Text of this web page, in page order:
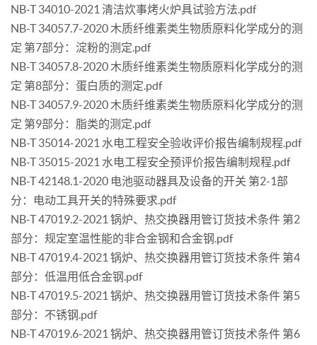
NB-T 34010-2021 清洁炊事烤火炉具试验方法.pdf
NB-T 34057.7-2020 木质纤维素类生物质原料化学成分的测
定 第7部分：淀粉的测定.pdf
NB-T 34057.8-2020 木质纤维素类生物质原料化学成分的测
定 第8部分：蛋白质的测定.pdf
NB-T 34057.9-2020 木质纤维素类生物质原料化学成分的测
定 第9部分：脂类的测定.pdf
NB-T 35014-2021 水电工程安全验收评价报告编制规程.pdf
NB-T 35015-2021 水电工程安全预评价报告编制规程.pdf
NB-T 42148.1-2020 电池驱动器具及设备的开关 第2-1部
分：电动工具开关的特殊要求.pdf
NB-T 47019.2-2021 锅炉、热交换器用管订货技术条件 第2
部分：规定室温性能的非合金钢和合金钢.pdf
NB-T 47019.4-2021 锅炉、热交换器用管订货技术条件 第4
部分：低温用低合金钢.pdf
NB-T 47019.5-2021 锅炉、热交换器用管订货技术条件 第5
部分：不锈钢.pdf
NB-T 47019.6-2021 锅炉、热交换器用管订货技术条件 第6